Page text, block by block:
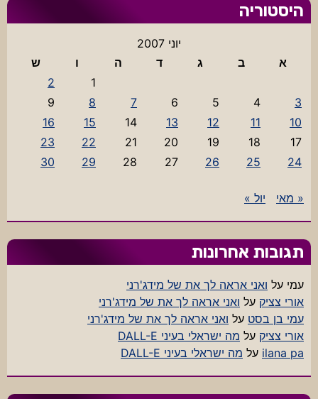
היסטוריה
יוני 2007
א
ב ג ד ה ו
ש
1
2
3
4
5
6
7
8
9
10
11
12
13
14
15
16
17
18
19
20
21
22
23
24
25
26
27
28
29
30
« מאי יול »
תגובות אחרונות
עמי על ואני אראה לך את של מידג'רני
אורי צציק על ואני אראה לך את של מידג'רני
עמי בן בסט על ואני אראה לך את של מידג'רני
אורי צציק על מה ישראלי בעיני DALL-E
ilana pa על מה ישראלי בעיני DALL-E